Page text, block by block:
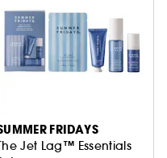
FRIDAYS
Jet Lag™ Essentials